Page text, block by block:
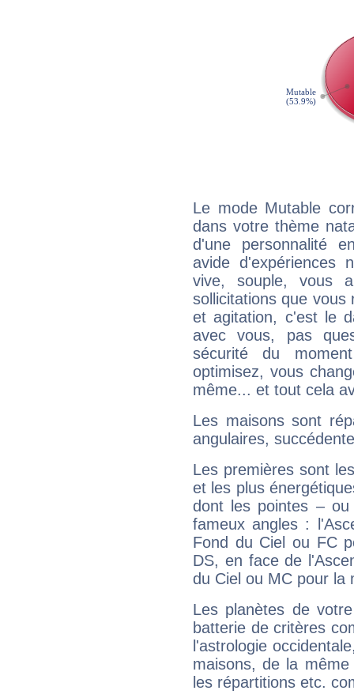
Le mode Mutable
dans votre thème
d'une personnalité
avide d'expériences
vive, souple, vous
sollicitations que vous
et agitation, c'est le
avec vous, pas
sécurité du
optimisez, vous
même... et tout cela
Les maisons sont
angulaires,
Les premières sont
et les plus
dont les pointes –
fameux angles :
Fond du Ciel ou FC
DS, en face de
du Ciel ou MC pour la
Les planètes de
batterie de critères
l'astrologie
maisons, de la
les répartitions etc.